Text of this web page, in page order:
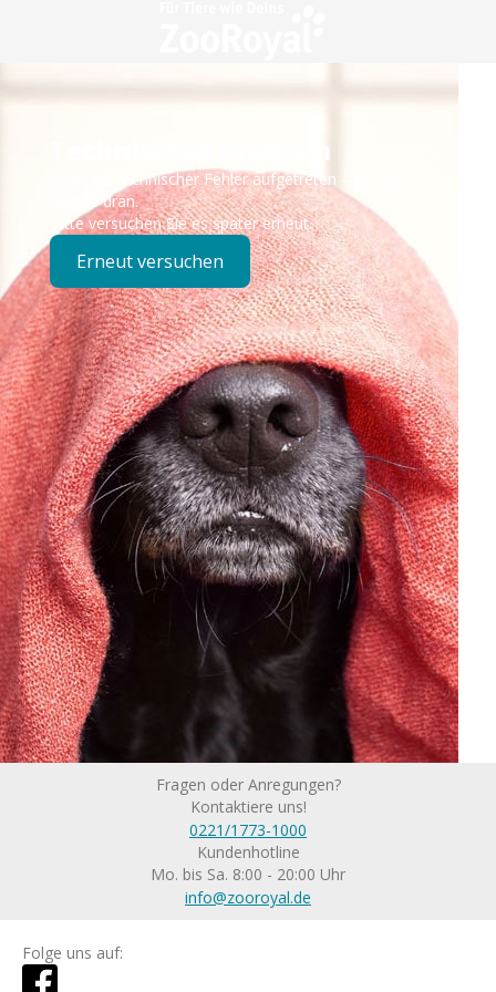
Technisches Problem
Es ist ein technischer Fehler aufgetreten – wir sind
bereits dran.
Bitte versuchen Sie es später erneut.
Erneut versuchen
Fragen oder Anregungen?
Kontaktiere uns!
0221/1773-1000
Kundenhotline
Mo. bis Sa. 8:00 - 20:00 Uhr
info@zooroyal.de
Folge uns auf: